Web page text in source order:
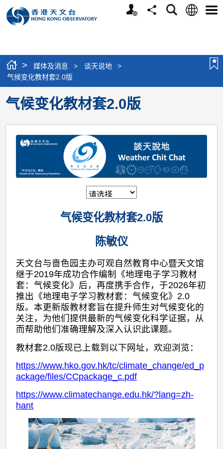
个
分
搜
语
选
> 媒体及消息 > 谈天说地
>
气候变化教材套2.0版
气候变化教材套2.0版
气候变化教材套2.0版
陈敏仪
天文台与啬色园主办可观自然教育中心暨天文馆
继于2019年成功合作编制《地理电子学习教材
套：气候变化》后，再度携手合作，于2026年初
推出《地理电子学习教材套：气候变化》2.0
版。本更新版教材套旨在提升师生对气候变化的
关注，为他们提供最新的气候变化科学证据，从
而帮助他们准确理解及深入认识此课题。
教材套2.0版现已上载到以下网址，欢迎浏览：
https://www.hko.gov.hk/tc/climate_change/ed_p
ackage/files/CCpackage_c.pdf
https://www.climatechange.edu.hk/?lang=zh-
hant